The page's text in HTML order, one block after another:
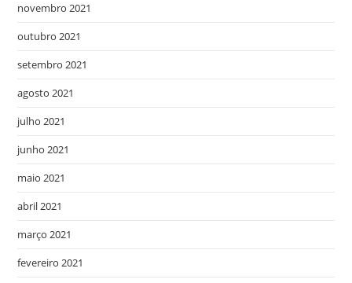
novembro 2021
outubro 2021
setembro 2021
agosto 2021
julho 2021
junho 2021
maio 2021
abril 2021
março 2021
fevereiro 2021